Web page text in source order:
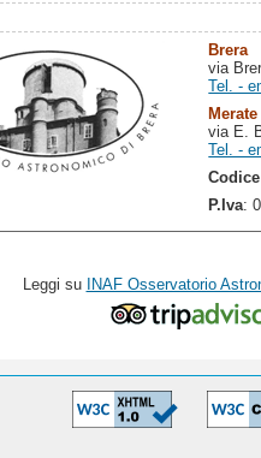
Brera
via
Tel. -
Merate
via E.
Tel. -
P.Iva:
Leggi su INAF Osservatorio